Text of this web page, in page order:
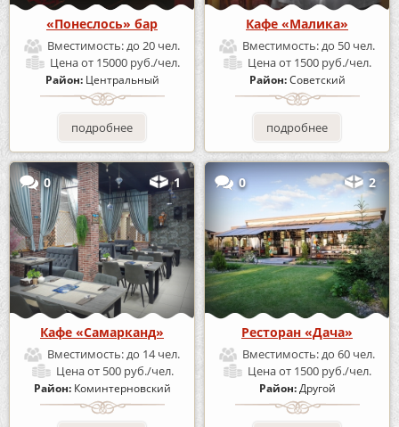
«Понеслось» бар
Вместимость:до 20 чел.
Ценаот 15000 руб./чел.
Район: Центральный
подробнее
Кафе «Малика»
Вместимость:до 50 чел.
Ценаот 1500 руб./чел.
Район:Советский
подробнее
0 1
Кафе «Самарканд»
Вместимость:до 14 чел.
Ценаот 500 руб./чел.
Район: Коминтерновский
0 2
Ресторан «Дача»
Вместимость:до 60 чел.
Ценаот 1500 руб./чел.
Район:Другой